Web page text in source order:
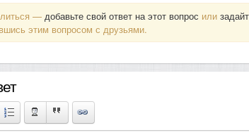
— добавьте свой ответ на этот вопрос или
этим вопросом с друзьями.